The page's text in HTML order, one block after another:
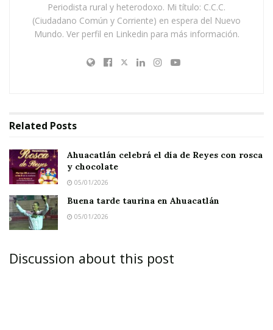
Este 25 de Noviembre se celebra el Día
Periodista rural y heterodoxo. Mi título: C.C.C.
(Ciudadano Común y Corriente) en espera del Nuevo
Mundo. Ver perfil en Linkedin para más información.
Related Posts
Ahuacatlán celebrá el día de Reyes con rosca
y chocolate
05/01/2026
Buena tarde taurina en Ahuacatlán
05/01/2026
Discussion about this post